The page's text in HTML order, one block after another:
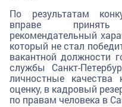
По результатам
вправе
рекомендательный
который не стал
вакантной должности
службы Санкт-
личностные качества
оценку, в кадровый
по правам человека в